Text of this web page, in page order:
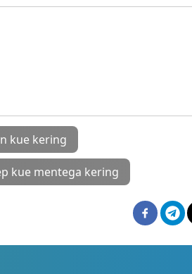
kue kering
kue mentega kering